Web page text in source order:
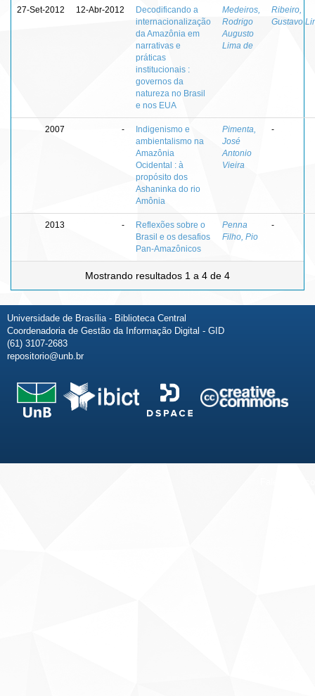
27-Set-2012 12-Abr-2012
Decodificando a
internacionalização
da Amazônia em
narrativas e
práticas
institucionais :
governos da
natureza no Brasil
e nos EUA
Medeiros,
Rodrigo
Augusto
Lima de
Ribeiro,
Gustavo
2007 -
Indigenismo e
ambientalismo na
Amazônia
Ocidental : à
propósito dos
Ashaninka do rio
Amônia
Pimenta,
José
Antonio
Vieira
-
2013 -
Reflexões sobre o
Brasil e os desafios
Pan-Amazônicos
Penna
Filho, Pio
-
Mostrando resultados 1 a 4 de 4
Universidade de Brasília - Biblioteca Central
Coordenadoria de Gestão da Informação Digital - GID
(61) 3107-2683
repositorio@unb.br